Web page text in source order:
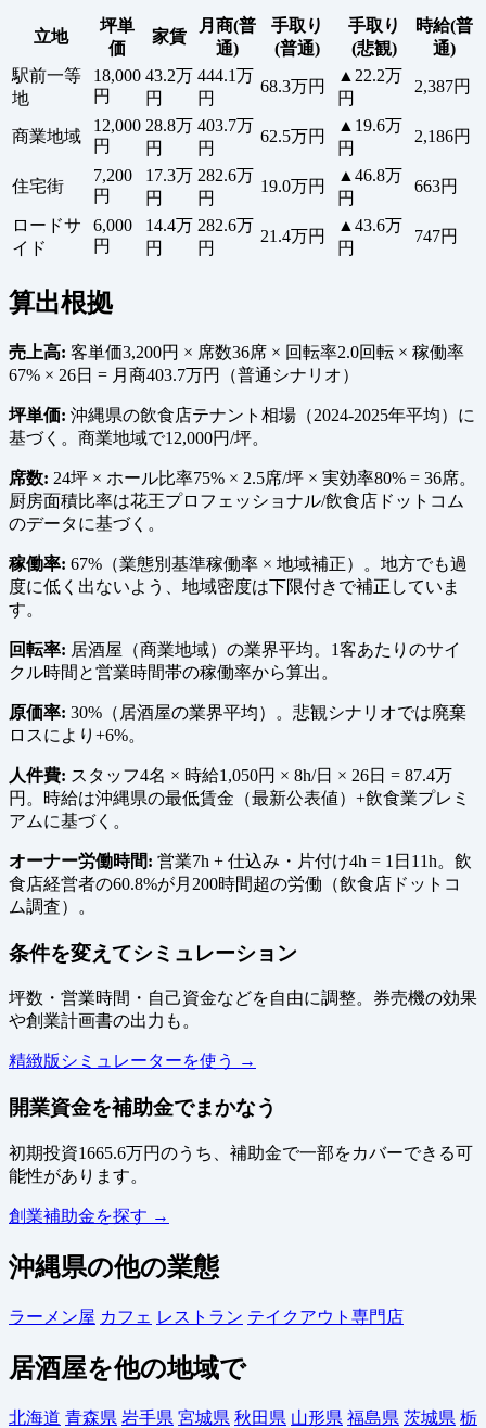
立地
坪単
価
家賃
月商(普
通)
手取り
(普通)
手取り
(悲観)
時給(普
通)
駅前一等
地
18,000
円
43.2万
円
444.1万
円
68.3万円
▲22.2万
円
2,387円
商業地域
12,000
円
28.8万
円
403.7万
円
62.5万円
▲19.6万
円
2,186円
住宅街
7,200
円
17.3万
円
282.6万
円
19.0万円
▲46.8万
円
663円
ロードサ
イド
6,000
円
14.4万
円
282.6万
円
21.4万円
▲43.6万
円
747円
算出根拠
売上高: 客単価3,200円 × 席数36席 × 回転率2.0回転 × 稼働率
67% × 26日 = 月商403.7万円（普通シナリオ）
坪単価: 沖縄県の飲食店テナント相場（2024-2025年平均）に
基づく。商業地域で12,000円/坪。
席数: 24坪 × ホール比率75% × 2.5席/坪 × 実効率80% = 36席。
厨房面積比率は花王プロフェッショナル/飲食店ドットコム
のデータに基づく。
稼働率: 67%（業態別基準稼働率 × 地域補正）。地方でも過
度に低く出ないよう、地域密度は下限付きで補正していま
す。
回転率: 居酒屋（商業地域）の業界平均。1客あたりのサイ
クル時間と営業時間帯の稼働率から算出。
原価率: 30%（居酒屋の業界平均）。悲観シナリオでは廃棄
ロスにより+6%。
人件費: スタッフ4名 × 時給1,050円 × 8h/日 × 26日 = 87.4万
円。時給は沖縄県の最低賃金（最新公表値）+飲食業プレミ
アムに基づく。
オーナー労働時間: 営業7h + 仕込み・片付け4h = 1日11h。飲
食店経営者の60.8%が月200時間超の労働（飲食店ドットコ
ム調査）。
条件を変えてシミュレーション
坪数・営業時間・自己資金などを自由に調整。券売機の効果
や創業計画書の出力も。
精緻版シミュレーターを使う →
開業資金を補助金でまかなう
初期投資1665.6万円のうち、補助金で一部をカバーできる可
能性があります。
創業補助金を探す →
沖縄県の他の業態
ラーメン屋 カフェ レストラン テイクアウト専門店
居酒屋を他の地域で
北海道 青森県 岩手県 宮城県 秋田県 山形県 福島県 茨城県 栃